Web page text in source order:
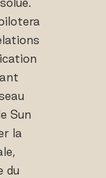
Sun
la
du